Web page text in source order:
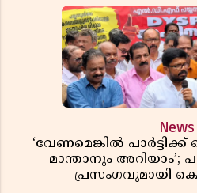
News
‘വേണമെങ്കിൽ
മാന്താനും അറിയാം’;
പ്രസംഗവുമായി